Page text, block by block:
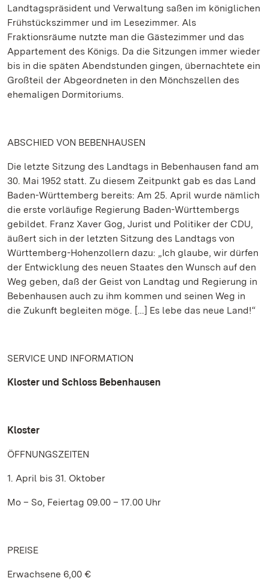
Landtagspräsident und Verwaltung saßen im königlichen
Frühstückszimmer und im Lesezimmer. Als
Fraktionsräume nutzte man die Gästezimmer und das
Appartement des Königs. Da die Sitzungen immer wieder
bis in die späten Abendstunden gingen, übernachtete ein
Großteil der Abgeordneten in den Mönchszellen des
ehemaligen Dormitoriums.
ABSCHIED VON BEBENHAUSEN
Die letzte Sitzung des Landtags in Bebenhausen fand am
30. Mai 1952 statt. Zu diesem Zeitpunkt gab es das Land
Baden-Württemberg bereits: Am 25. April wurde nämlich
die erste vorläufige Regierung Baden-Württembergs
gebildet. Franz Xaver Gog, Jurist und Politiker der CDU,
äußert sich in der letzten Sitzung des Landtags von
Württemberg-Hohenzollern dazu: „Ich glaube, wir dürfen
der Entwicklung des neuen Staates den Wunsch auf den
Weg geben, daß der Geist von Landtag und Regierung in
Bebenhausen auch zu ihm kommen und seinen Weg in
die Zukunft begleiten möge. […] Es lebe das neue Land!“
SERVICE UND INFORMATION
Kloster und Schloss Bebenhausen
Kloster
ÖFFNUNGSZEITEN
1. April bis 31. Oktober
Mo – So, Feiertag 09.00 – 17.00 Uhr
PREISE
Erwachsene 6,00 €